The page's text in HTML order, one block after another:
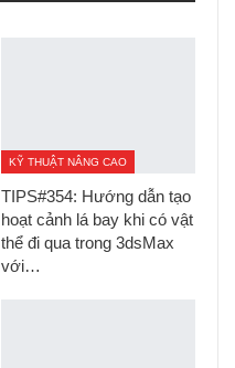
KỸ THUẬT NÂNG CAO
TIPS#354: Hướng dẫn tạo
hoạt cảnh lá bay khi có vật
thể đi qua trong 3dsMax
với…